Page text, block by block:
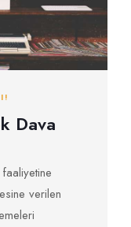
Dava
verilen